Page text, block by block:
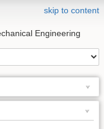
skip to content
Engineering